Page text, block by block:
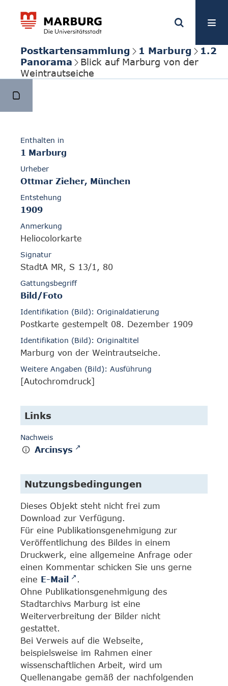
Postkartensammlung 1 Marburg
1.2
Panorama
Blick auf Marburg von der
Weintrautseiche
Enthalten in
1 Marburg
Urheber
Ottmar Zieher, München
Entstehung
1909
Anmerkung
Heliocolorkarte
Signatur
StadtA MR, S 13/1, 80
Gattungsbegriff
Bild/Foto
Identifikation (Bild): Originaldatierung
Postkarte gestempelt 08. Dezember 1909
Identifikation (Bild): Originaltitel
Marburg von der Weintrautseiche.
Weitere Angaben (Bild): Ausführung
[Autochromdruck]
Links
Nachweis
Arcinsys
Nutzungsbedingungen
Dieses Objekt steht nicht frei zum
Download zur Verfügung.
Für eine Publikationsgenehmigung zur
Veröffentlichung des Bildes in einem
Druckwerk, eine allgemeine Anfrage oder
einen Kommentar schicken Sie uns gerne
eine E-Mail
.
Ohne Publikationsgenehmigung des
Stadtarchivs Marburg ist eine
Weiterverbreitung der Bilder nicht
gestattet.
Bei Verweis auf die Webseite,
beispielsweise im Rahmen einer
wissenschaftlichen Arbeit, wird um
Quellenangabe gemäß der nachfolgenden